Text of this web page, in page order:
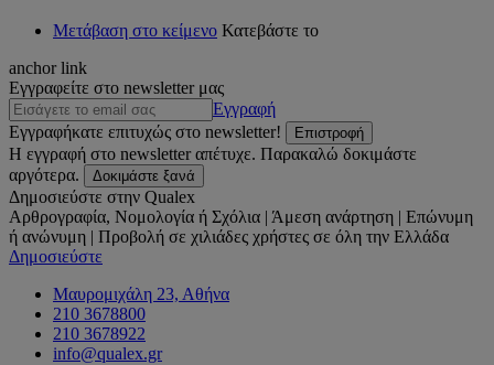
Μετάβαση στο κείμενο Κατεβάστε το
anchor link
Εγγραφείτε στο newsletter μας
Εγγραφή
Εγγραφήκατε επιτυχώς στο newsletter!
Επιστροφή
Η εγγραφή στο newsletter απέτυχε. Παρακαλώ δοκιμάστε
αργότερα.
Δοκιμάστε ξανά
Δημοσιεύστε στην Qualex
Αρθρογραφία, Νομολογία ή Σχόλια | Άμεση ανάρτηση | Επώνυμη
ή ανώνυμη | Προβολή σε χιλιάδες χρήστες σε όλη την Ελλάδα
Δημοσιεύστε
Μαυρομιχάλη 23, Αθήνα
210 3678800
210 3678922
info@qualex.gr